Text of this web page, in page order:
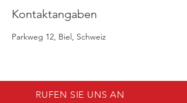
Kontaktangaben
Parkweg 12, Biel, Schweiz
RUFEN SIE UNS AN